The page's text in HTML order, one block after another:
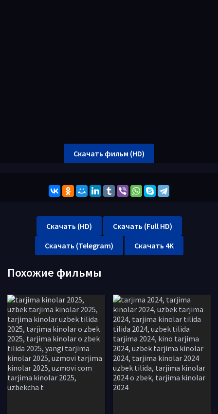
Скачать фильм (HD)
Скачать (HD)
Скачать (Full HD)
Скачать (Telegram)
Скачать 4K
Похожие фильмы